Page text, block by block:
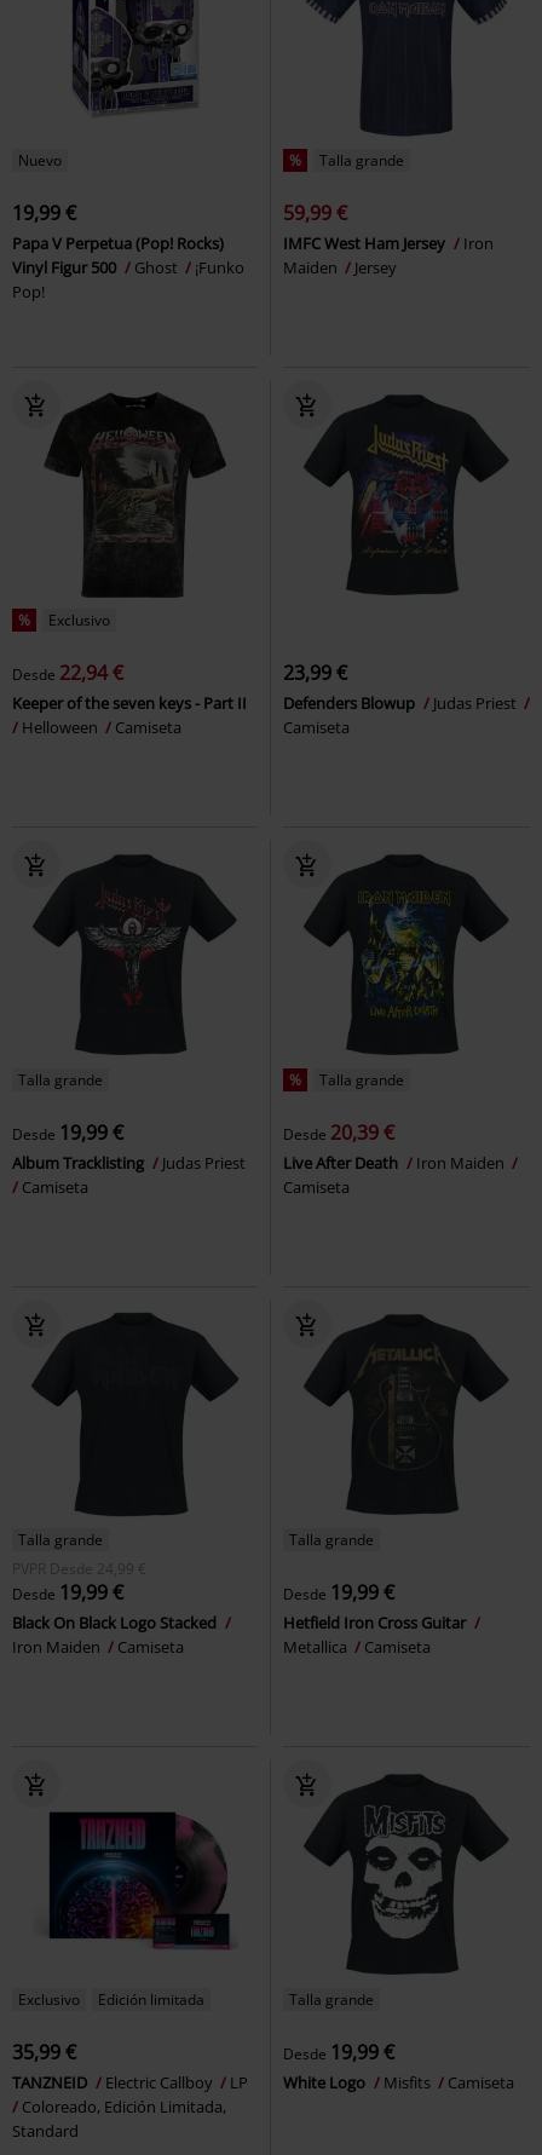
Nuevo
19,99 €
Papa V Perpetua (Pop! Rocks)
Vinyl Figur 500
Ghost
¡Funko
Pop!
% Talla grande
59,99 €
IMFC West Ham Jersey
Iron
Maiden
Jersey
% Exclusivo
Desde 22,94 €
Keeper of the seven keys - Part II
Helloween
Camiseta
23,99 €
Defenders Blowup
Judas Priest
Camiseta
Talla grande
Desde 19,99 €
Album Tracklisting
Judas Priest
Camiseta
% Talla grande
Desde 20,39 €
Live After Death
Iron Maiden
Camiseta
Talla grande
PVPR
Desde 24,99 €
Desde 19,99 €
Black On Black Logo Stacked
Iron Maiden
Camiseta
Talla grande
Desde 19,99 €
Hetfield Iron Cross Guitar
Metallica
Camiseta
Exclusivo Edición limitada
35,99 €
TANZNEID Electric Callboy
LP
Coloreado, Edición Limitada,
Standard
Talla grande
Desde 19,99 €
White Logo Misfits Camiseta